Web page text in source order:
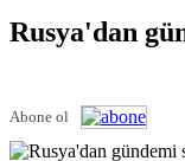
Rusya'dan
Abone ol